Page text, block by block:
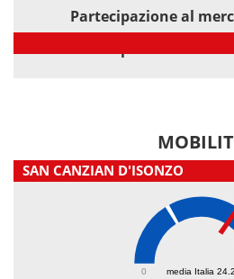
Partecipazione al
SAN CANZIAN D'ISONZO
media Italia 24.2
0